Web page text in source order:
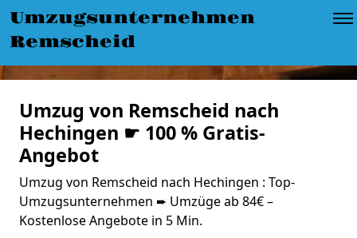
Umzugsunternehmen
Remscheid
Umzug von Remscheid nach
Hechingen ☛ 100 % Gratis-
Angebot
Umzug von Remscheid nach Hechingen : Top-
Umzugsunternehmen ➨ Umzüge ab 84€ –
Kostenlose Angebote in 5 Min.